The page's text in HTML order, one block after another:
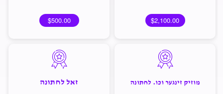
$2,100.00
$500.00
מוזיק זינגער וכו. לחתונה זאל לחתונה